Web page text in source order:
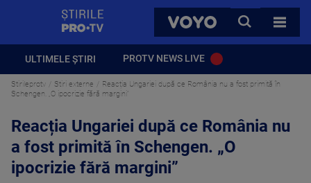
VOYO
CAUTA
TOATE
ULTIMELE ȘTIRI PROTV NEWS LIVE
Stirileprotv Stiri externe
Reacția Ungariei după ce România nu a fost primită în
Schengen. „O ipocrizie fără margini”
Reacția Ungariei după ce România nu
a fost primită în Schengen. „O
ipocrizie fără margini”